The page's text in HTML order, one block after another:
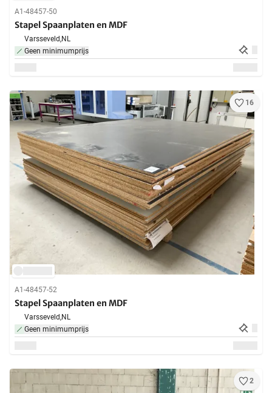
A1-48457-50
Stapel Spaanplaten en MDF
Varsseveld,NL
Geen minimumprijs
16
A1-48457-52
Stapel Spaanplaten en MDF
Varsseveld,NL
Geen minimumprijs
2